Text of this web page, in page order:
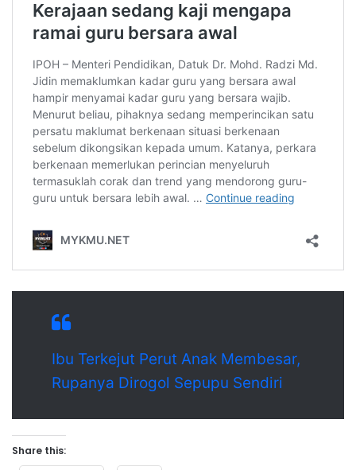
Ibu Terkejut Perut Anak Membesar,
Rupanya Dirogol Sepupu Sendiri
Share this: